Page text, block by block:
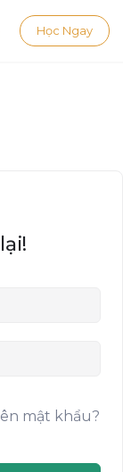
Học Ngay
mật khẩu?